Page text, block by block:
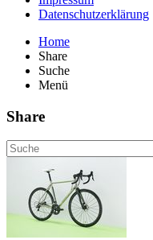
Datenschutzerklärung
Home
Share
Suche
Menü
Share